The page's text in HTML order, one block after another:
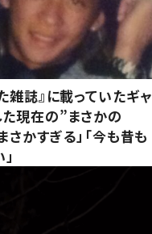
誌』に載っていたギャ
現在の”まさかの
さかすぎる」「今も昔も